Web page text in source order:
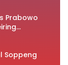
Prabowo
Soppeng